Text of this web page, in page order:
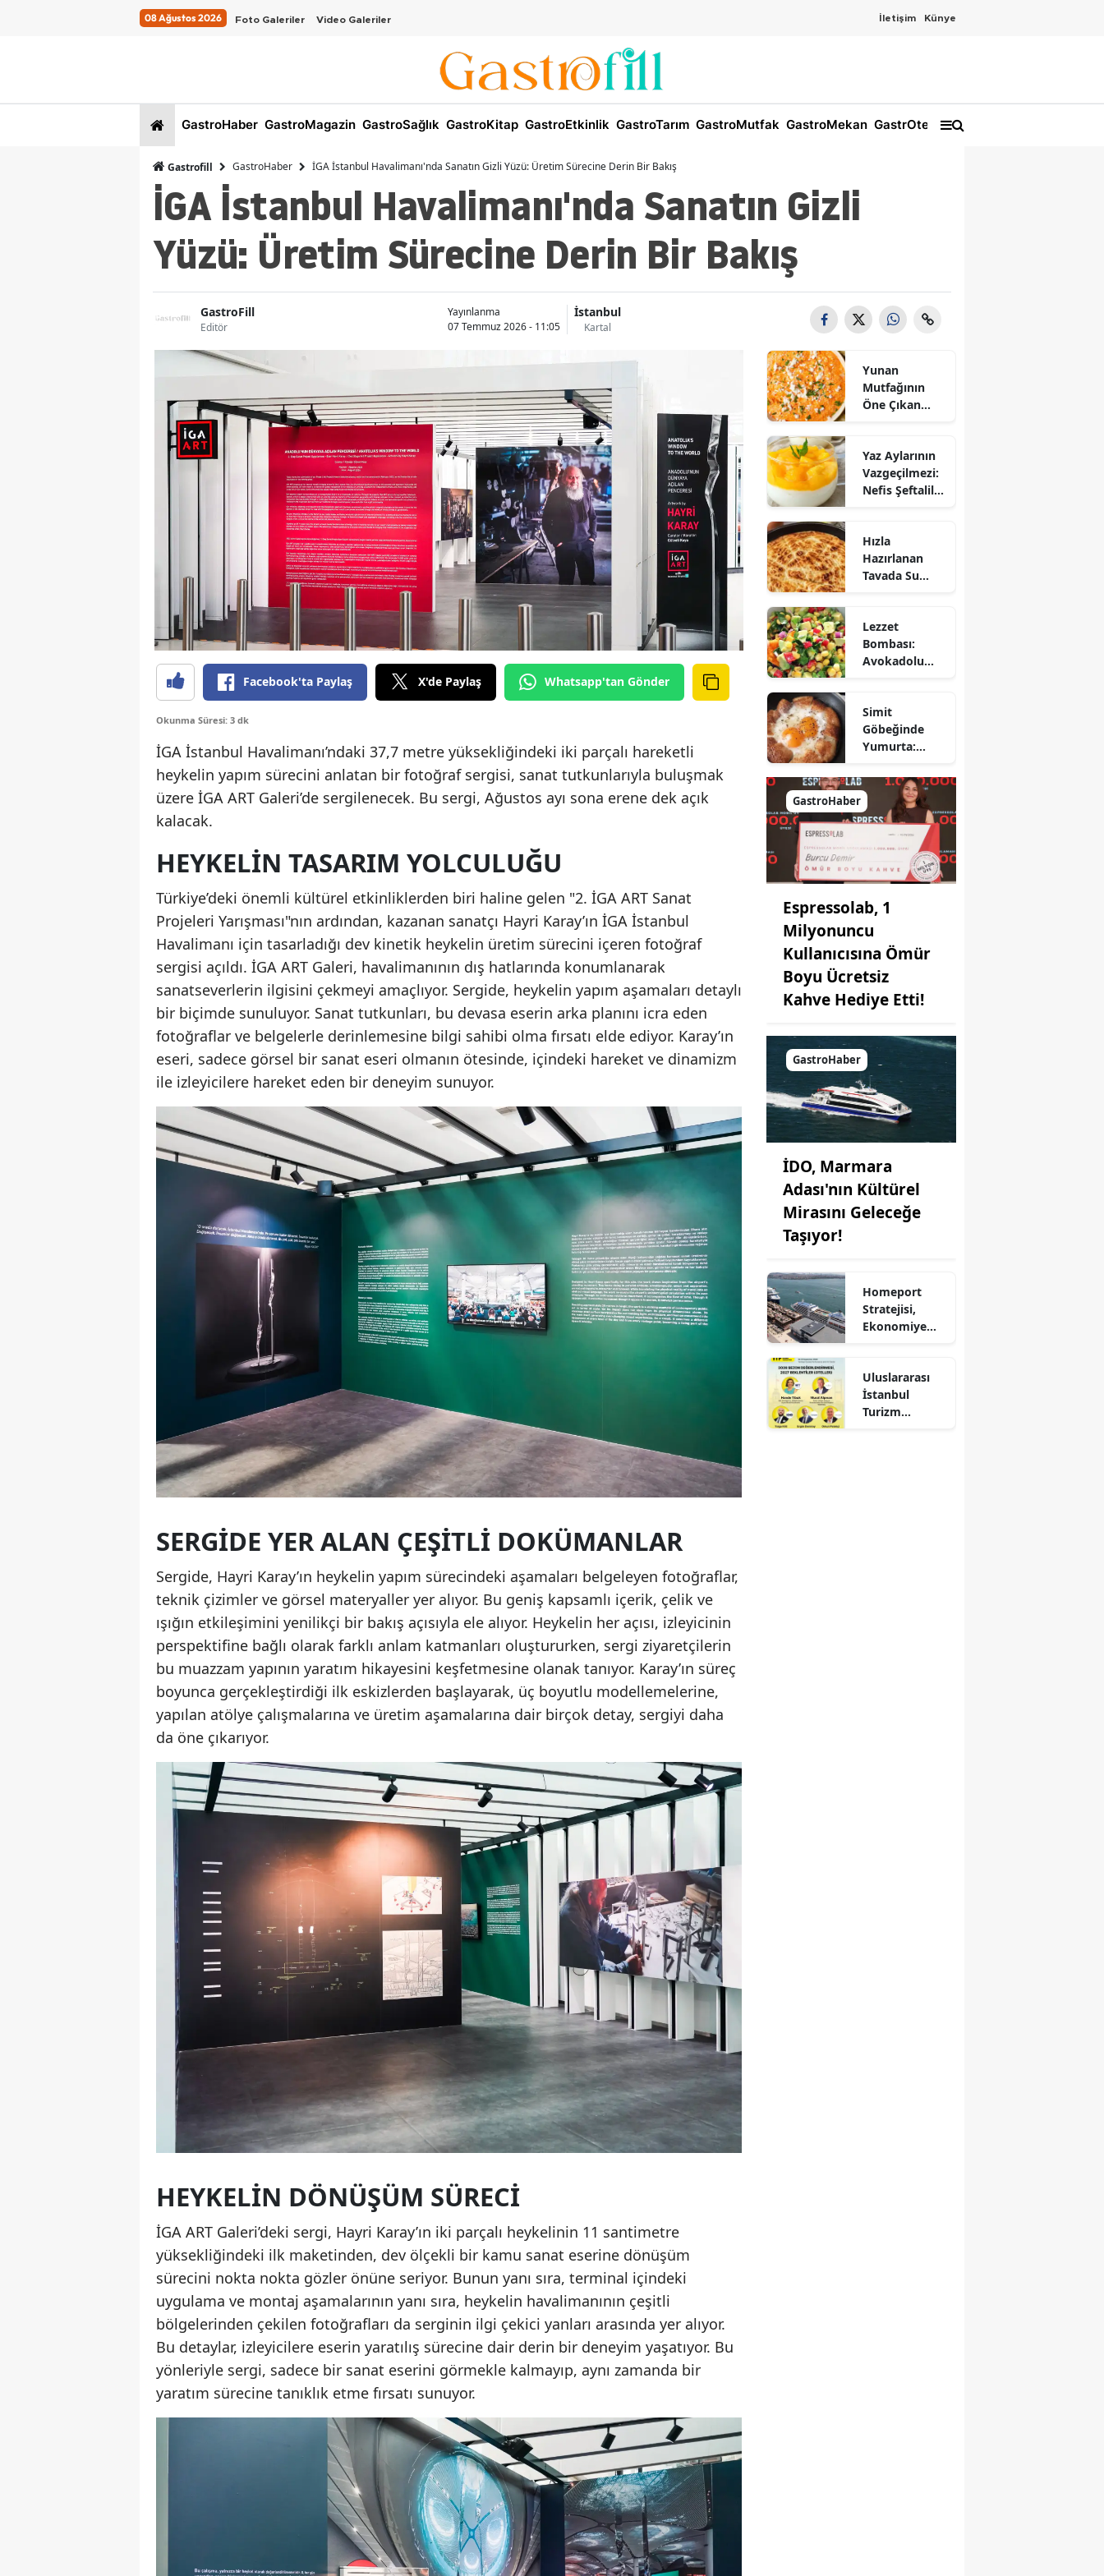
08 Ağustos 2026 Foto Galeriler Video Galeriler İletişim Künye
GastroHaber GastroMagazin GastroSağlık GastroKitap GastroEtkinlik GastroTarım GastroMutfak GastroMekan GastrOtel
Gastrofill GastroHaber İGA İstanbul Havalimanı'nda Sanatın Gizli Yüzü: Üretim Sürecine Derin Bir Bakış
İGA İstanbul Havalimanı'nda Sanatın Gizli
Yüzü: Üretim Sürecine Derin Bir Bakış
GastroFill
Editör
Yayınlanma
07 Temmuz 2026 - 11:05
İstanbul
Kartal
Facebook'ta Paylaş X'de Paylaş Whatsapp'tan Gönder
Okunma Süresi: 3 dk
İGA İstanbul Havalimanı’ndaki 37,7 metre yüksekliğindeki iki parçalı hareketli
heykelin yapım sürecini anlatan bir fotoğraf sergisi, sanat tutkunlarıyla buluşmak
üzere İGA ART Galeri’de sergilenecek. Bu sergi, Ağustos ayı sona erene dek açık
kalacak.
HEYKELIN TASARIM YOLCULUĞU
Türkiye’deki önemli kültürel etkinliklerden biri haline gelen "2. İGA ART Sanat
Projeleri Yarışması"nın ardından, kazanan sanatçı Hayri Karay’ın İGA İstanbul
Havalimanı için tasarladığı dev kinetik heykelin üretim sürecini içeren fotoğraf
sergisi açıldı. İGA ART Galeri, havalimanının dış hatlarında konumlanarak
sanatseverlerin ilgisini çekmeyi amaçlıyor. Sergide, heykelin yapım aşamaları detaylı
bir biçimde sunuluyor. Sanat tutkunları, bu devasa eserin arka planını icra eden
fotoğraflar ve belgelerle derinlemesine bilgi sahibi olma fırsatı elde ediyor. Karay’ın
eseri, sadece görsel bir sanat eseri olmanın ötesinde, içindeki hareket ve dinamizm
ile izleyicilere hareket eden bir deneyim sunuyor.
SERGİDE YER ALAN ÇEŞITLI DOKÜMANLAR
Sergide, Hayri Karay’ın heykelin yapım sürecindeki aşamaları belgeleyen fotoğraflar,
teknik çizimler ve görsel materyaller yer alıyor. Bu geniş kapsamlı içerik, çelik ve
ışığın etkileşimini yenilikçi bir bakış açısıyla ele alıyor. Heykelin her açısı, izleyicinin
perspektifine bağlı olarak farklı anlam katmanları oluştururken, sergi ziyaretçilerin
bu muazzam yapının yaratım hikayesini keşfetmesine olanak tanıyor. Karay’ın süreç
boyunca gerçekleştirdiği ilk eskizlerden başlayarak, üç boyutlu modellemelerine,
yapılan atölye çalışmalarına ve üretim aşamalarına dair birçok detay, sergiyi daha
da öne çıkarıyor.
HEYKELIN DÖNÜŞÜM SÜRECI
İGA ART Galeri’deki sergi, Hayri Karay’ın iki parçalı heykelinin 11 santimetre
yüksekliğindeki ilk maketinden, dev ölçekli bir kamu sanat eserine dönüşüm
sürecini nokta nokta gözler önüne seriyor. Bunun yanı sıra, terminal içindeki
uygulama ve montaj aşamalarının yanı sıra, heykelin havalimanının çeşitli
bölgelerinden çekilen fotoğrafları da serginin ilgi çekici yanları arasında yer alıyor.
Bu detaylar, izleyicilere eserin yaratılış sürecine dair derin bir deneyim yaşatıyor. Bu
yönleriyle sergi, sadece bir sanat eserini görmekle kalmayıp, aynı zamanda bir
yaratım sürecine tanıklık etme fırsatı sunuyor.
Yunan
Mutfağının
Öne Çıkan
Nasıl Yapılır?
Yaz Aylarının
Vazgeçilmezi:
Nefis Şeftalili
Hızla
Hazırlanan
Tavada Su
Sofralarınıza
Lezzet Katın!
Lezzet
Bombası:
Avokadolu
Simit
Göbeğinde
Yumurta:
Farklı Bir
Kahvaltı
Seçeneği
GastroHaber
Espressolab, 1
Milyonuncu
Kullanıcısına Ömür
Boyu Ücretsiz
Kahve Hediye Etti!
GastroHaber
İDO, Marmara
Adası'nın Kültürel
Mirasını Geleceğe
Taşıyor!
Homeport
Stratejisi,
Ekonomiye
Sağlıyor!
Uluslararası
İstanbul
Turizm